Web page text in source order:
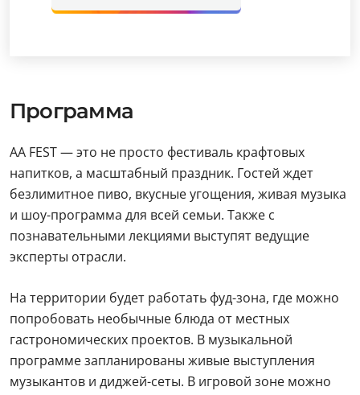
Программа
AA FEST — это не просто фестиваль крафтовых
напитков, а масштабный праздник. Гостей ждет
безлимитное пиво, вкусные угощения, живая музыка
и шоу-программа для всей семьи. Также с
познавательными лекциями выступят ведущие
эксперты отрасли.
На территории будет работать фуд-зона, где можно
попробовать необычные блюда от местных
гастрономических проектов. В музыкальной
программе запланированы живые выступления
музыкантов и диджей-сеты. В игровой зоне можно